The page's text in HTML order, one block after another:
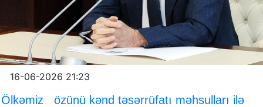
16-06-2026 21:23
Ölkəmiz özünü kənd təsərrüfatı məhsulları ilə